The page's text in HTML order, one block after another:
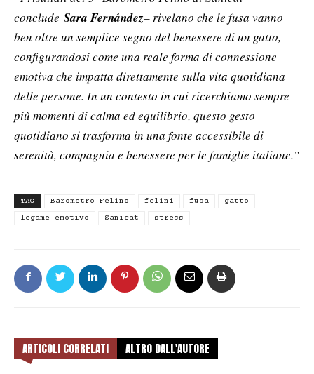
conclude Sara Fernández– rivelano che le fusa vanno
ben oltre un semplice segno del benessere di un gatto,
configurandosi come una reale forma di connessione
emotiva che impatta direttamente sulla vita quotidiana
delle persone. In un contesto in cui ricerchiamo sempre
più momenti di calma ed equilibrio, questo gesto
quotidiano si trasforma in una fonte accessibile di
serenità, compagnia e benessere per le famiglie italiane.”
TAG Barometro Felino felini fusa
gatto
legame emotivo
Sanicat stress
ARTICOLI CORRELATI ALTRO DALL'AUTORE